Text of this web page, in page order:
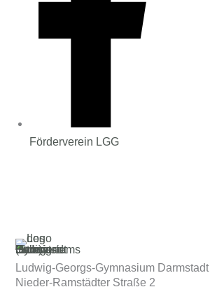
Ludwig-Georgs-Gymnasium Darmstadt
Nieder-Ramstädter Straße 2
Förderverein LGG